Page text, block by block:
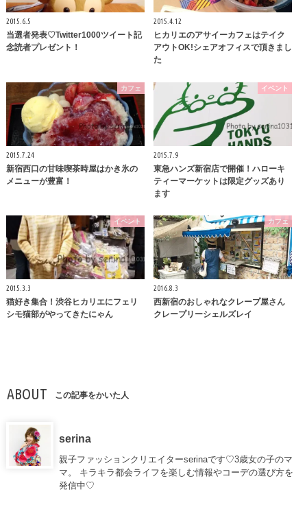
2015.6.5
当選者発表♡Twitter1000ツイート記
念読者プレゼント！
2015.4.12
ヒカリエのアサイーカフェはテイク
アウトOK!シェアオフィスで頂きまし
た
カフェ
2015.7.24
新宿西口の甘味喫茶時屋はかき氷の
メニューが豊富！
イベント
2015.7.9
東急ハンズ新宿店で開催！ハローキ
ティーマーケットは限定グッズあり
ます
イベント
2015.3.3
猫好き集合！渋谷ヒカリエにフェリ
シモ猫部がやってきたにゃん
カフェ
2016.8.3
西新宿のおしゃれなクレープ屋さん
クレープリーシェルズレイ
ABOUT この記事をかいた人
serina
親子ファッションクリエイターserinaです♡3歳女の子のマ
マ。 キラキラ都会ライフを楽しむ情報やコーデの選び方を
発信中♡